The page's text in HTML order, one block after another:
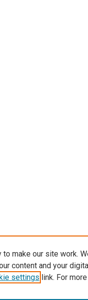
make our site work.
content and your
settings link. For